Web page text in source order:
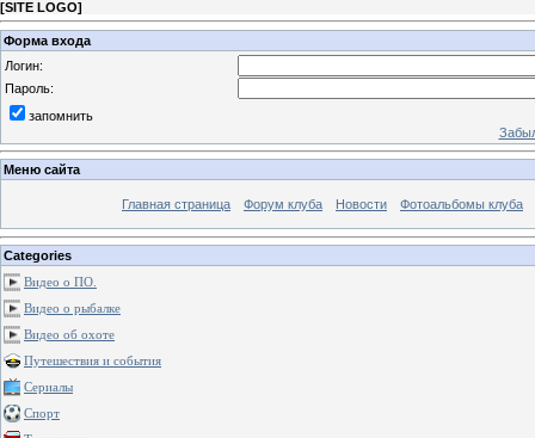
[SITE LOGO]
Форма входа
Логин:
Пароль:
запомнить
Меню сайта
Главная страница Форум клуба Новости Фотоальбомы клуба
Categories
Видео о ПО.
Видео о рыбалке
Видео об охоте
Путешествия и события
Сериалы
Спорт